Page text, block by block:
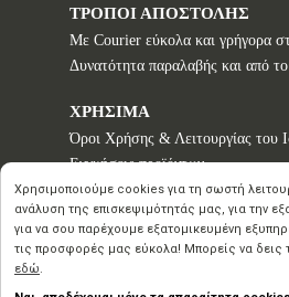
ΤΡΟΠΟΙ ΑΠΟΣΤΟΛΗΣ
Με Courier εύκολα και γρήγορα
Δυνατότητα παραλαβής και από
ΧΡΗΣΙΜΑ
Όροι Χρήσης & Λειτουργίας του
Εγγυήσεις προϊόντων
Τρόποι παραγγελίας
Πολιτική επιστροφών - Δικαίωμα
Προστασία Προσωπικών
Χρησιμοποιούμε cookies για τη σωστή
ανάλυση της επισκεψιμότητάς μας, για την
για να σου παρέχουμε εξατομικευμένη
τις προσφορές μας εύκολα! Μπορείς να δεις
εδώ.